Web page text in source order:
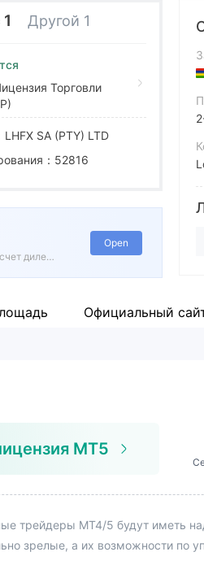
Другой 1
Торговли
SA (PTY) LTD
：52816
Нет ограничений на любой счет дилера
Open
Официальный
MT5
трейдеры MT4/5 будут иметь
зрелые, а их возможности по